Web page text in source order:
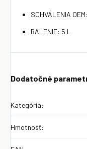
SCHVÁLENIA
BALENIE: 5 L
Dodatočné
Kategória:
Hmotnosť: